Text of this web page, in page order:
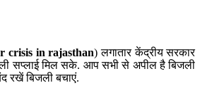
crisis in rajasthan) लगातार केंद्रीय सरकार
सप्लाई मिल सके. आप सभी से अपील है बिजली
रखें बिजली बचाएं.